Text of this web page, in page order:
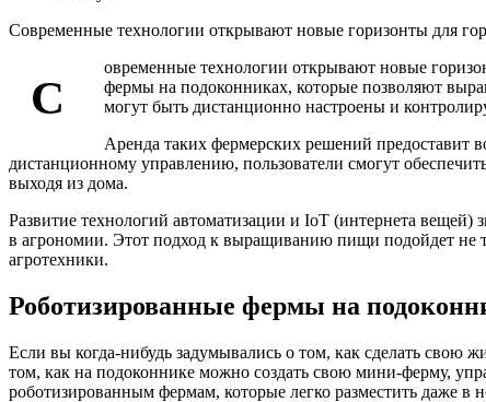
Современные технологии открывают новые горизонты для
С
овременные технологии открывают новые
фермы на подоконниках, которые позволяют
могут быть дистанционно настроены и
Аренда таких фермерских решений предоставит
дистанционному управлению, пользователи смогут
выходя из дома.
Развитие технологий автоматизации и IoT (интернета вещей)
в агрономии. Этот подход к выращиванию пищи подойдет не
агротехники.
Роботизированные фермы на
Если вы когда-нибудь задумывались о том, как сделать свою
том, как на подоконнике можно создать свою мини-ферму,
роботизированным фермам, которые легко разместить даже в